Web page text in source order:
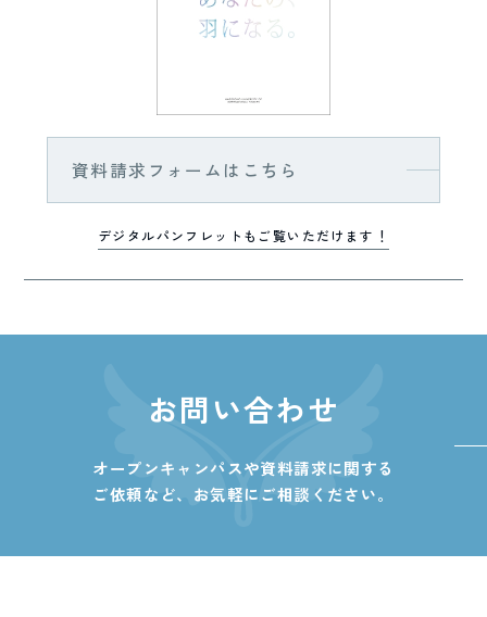
資料請求フォームはこちら
デジタルパンフレットもご覧いただけます！
お問い合わせ
オープンキャンパスや資料請求に関する
ご依頼など、 お気軽にご相談ください。